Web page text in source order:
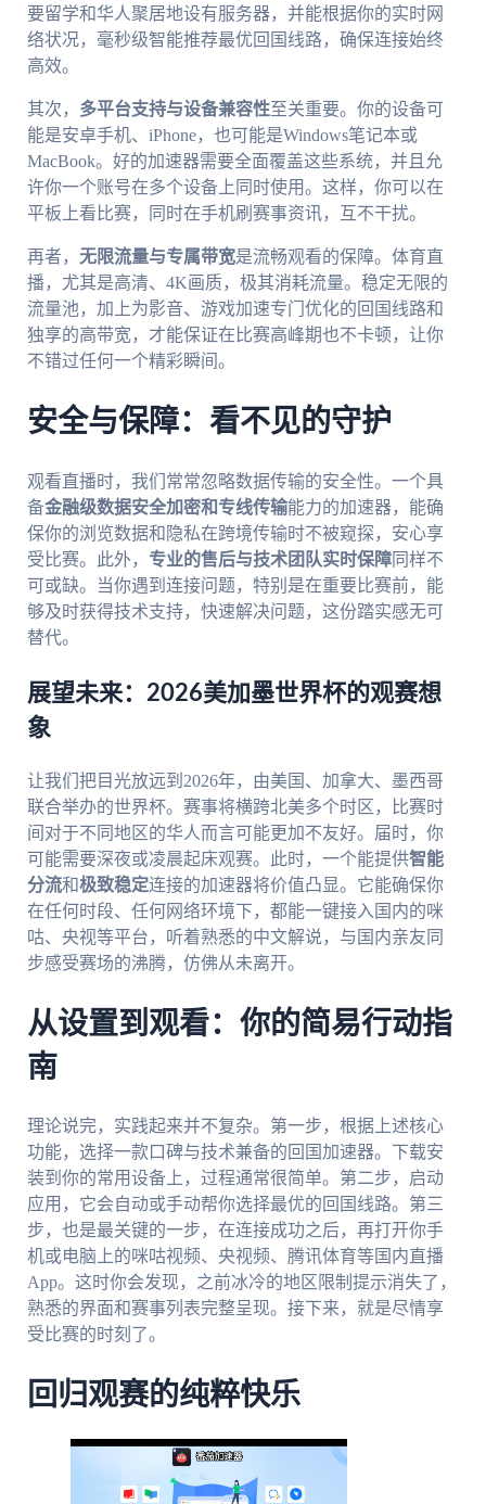
要留学和华人聚居地设有服务器，并能根据你的实时网
络状况，毫秒级智能推荐最优回国线路，确保连接始终
高效。
其次， 多平台支持与设备兼容性至关重要。你的设备可
能是安卓手机、iPhone，也可能是Windows笔记本或
MacBook。好的加速器需要全面覆盖这些系统，并且允
许你一个账号在多个设备上同时使用。这样，你可以在
平板上看比赛，同时在手机刷赛事资讯，互不干扰。
再者， 无限流量与专属带宽是流畅观看的保障。体育直
播，尤其是高清、4K画质，极其消耗流量。稳定无限的
流量池，加上为影音、游戏加速专门优化的回国线路和
独享的高带宽，才能保证在比赛高峰期也不卡顿，让你
不错过任何一个精彩瞬间。
安全与保障：看不见的守护
观看直播时，我们常常忽略数据传输的安全性。一个具
备金融级数据安全加密和专线传输能力的加速器，能确
保你的浏览数据和隐私在跨境传输时不被窥探，安心享
受比赛。此外， 专业的售后与技术团队实时保障同样不
可或缺。当你遇到连接问题，特别是在重要比赛前，能
够及时获得技术支持，快速解决问题，这份踏实感无可
替代。
展望未来：2026美加墨世界杯的观赛想
象
让我们把目光放远到2026年，由美国、加拿大、墨西哥
联合举办的世界杯。赛事将横跨北美多个时区，比赛时
间对于不同地区的华人而言可能更加不友好。届时，你
可能需要深夜或凌晨起床观赛。此时，一个能提供智能
分流和极致稳定连接的加速器将价值凸显。它能确保你
在任何时段、任何网络环境下，都能一键接入国内的咪
咕、央视等平台，听着熟悉的中文解说，与国内亲友同
步感受赛场的沸腾，仿佛从未离开。
从设置到观看：你的简易行动指
南
理论说完，实践起来并不复杂。第一步，根据上述核心
功能，选择一款口碑与技术兼备的回国加速器。下载安
装到你的常用设备上，过程通常很简单。第二步，启动
应用，它会自动或手动帮你选择最优的回国线路。第三
步，也是最关键的一步，在连接成功之后，再打开你手
机或电脑上的咪咕视频、央视频、腾讯体育等国内直播
App。这时你会发现，之前冰冷的地区限制提示消失了，
熟悉的界面和赛事列表完整呈现。接下来，就是尽情享
受比赛的时刻了。
回归观赛的纯粹快乐